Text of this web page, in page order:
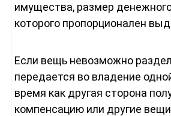
имущества, размер
которого пропорционален
Если вещь невозможно
передается во владение
время как другая сторона
компенсацию или другие